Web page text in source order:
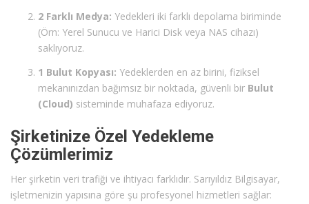
2 Farklı Medya: Yedekleri iki farklı depolama biriminde
(Örn: Yerel Sunucu ve Harici Disk veya NAS cihazı)
saklıyoruz.
1 Bulut Kopyası: Yedeklerden en az birini, fiziksel
mekanınızdan bağımsız bir noktada, güvenli bir Bulut
(Cloud) sisteminde muhafaza ediyoruz.
Şirketinize Özel Yedekleme
Çözümlerimiz
Her şirketin veri trafiği ve ihtiyacı farklıdır. Sarıyıldız Bilgisayar,
işletmenizin yapısına göre şu profesyonel hizmetleri sağlar: